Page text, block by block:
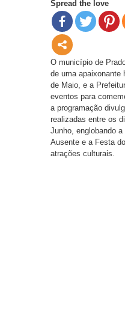
Spread the love
O município de
de uma apaixonante
de Maio, e a
eventos para
a programação
realizadas entre os
Junho, englobando
Ausente e a Festa
atrações culturais.